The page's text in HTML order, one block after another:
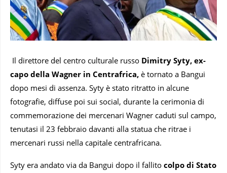
Il direttore del centro culturale russo Dimitry Syty, ex-
capo della Wagner in Centrafrica, è tornato a Bangui
dopo mesi di assenza. Syty è stato ritratto in alcune
fotografie, diffuse poi sui social, durante la cerimonia di
commemorazione dei mercenari Wagner caduti sul campo,
tenutasi il 23 febbraio davanti alla statua che ritrae i
mercenari russi nella capitale centrafricana.
Syty era andato via da Bangui dopo il fallito colpo di Stato